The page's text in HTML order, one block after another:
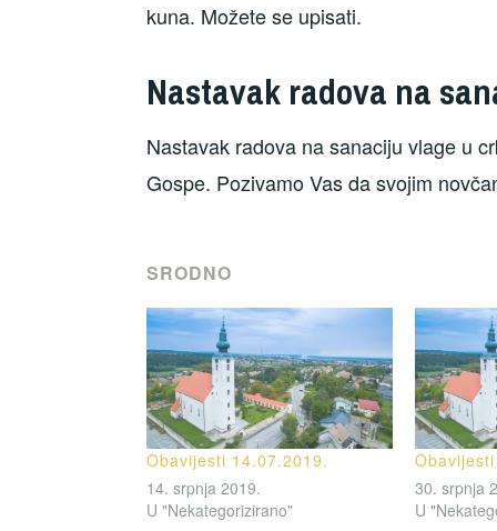
kuna. Možete se upisati.
Nastavak radova na
Nastavak radova na sanaciju vlage u
Gospe. Pozivamo Vas da svojim
SRODNO
Obavijesti 14.07.2019.
14. srpnja 2019.
U "Nekategorizirano"
30. srpnja
U